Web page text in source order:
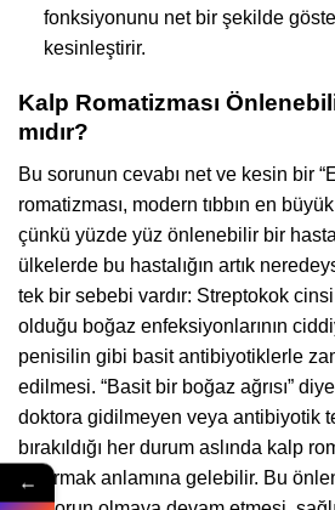
fonksiyonunu net bir şekilde
kesinleştirir.
Kalp Romatizması
mıdır?
Bu sorunun cevabı net ve kesin bir
romatizması, modern tıbbın en
çünkü yüzde yüz önlenebilir bir
ülkelerde bu hastalığın artık
tek bir sebebi vardır: Streptokok
olduğu boğaz enfeksiyonlarının
penisilin gibi basit antibiyotiklerle
edilmesi. “Basit bir boğaz ağrısı”
doktora gidilmeyen veya antibiyotik
bırakıldığı her durum aslında kalp
çıkarmak anlamına gelebilir. Bu
←